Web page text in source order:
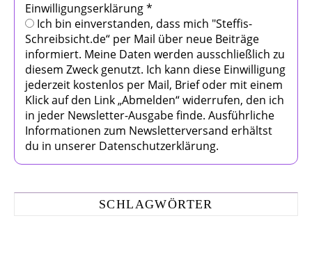
Einwilligungserklärung*
Ich bin einverstanden, dass mich "Steffis-
Schreibsicht.de“ per Mail über neue Beiträge
informiert. Meine Daten werden ausschließlich zu
diesem Zweck genutzt. Ich kann diese Einwilligung
jederzeit kostenlos per Mail, Brief oder mit einem
Klick auf den Link „Abmelden“ widerrufen, den ich
in jeder Newsletter-Ausgabe finde. Ausführliche
Informationen zum Newsletterversand erhältst
du in unserer Datenschutzerklärung.
SCHLAGWÖRTER